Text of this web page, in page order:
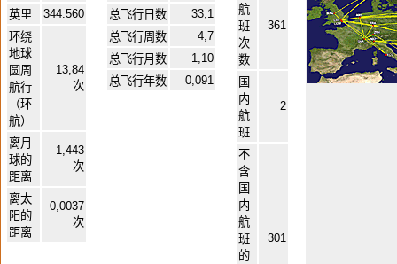
英里
344.560
环绕
地球
圆周
航行
（环
航）
13,84
次
离月
球的
距离
1,443
次
离太
阳的
距离
0,0037
次
总飞行日数
33,1
总飞行周数
4,7
总飞行月数
1,10
总飞行年数
0,091
航
班
次
数
361
国
内
航
班
2
不
含
国
内
航
班
的
301